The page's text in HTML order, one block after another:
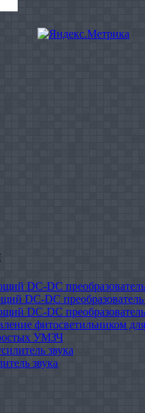
DC-DC
DC-DC
DC-DC
фитосветильником
УМЗЧ
звука
звука